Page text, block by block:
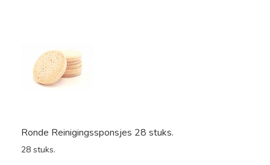
Ronde Reinigingssponsjes 28 stuks.
28 stuks.